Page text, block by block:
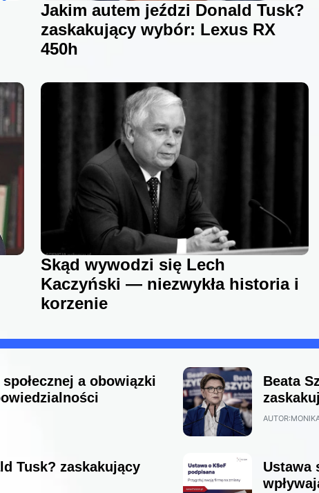
Jakim autem jeździ Donald Tusk?
zaskakujący wybór: Lexus RX
450h
Skąd wywodzi się Lech
Kaczyński — niezwykła historia i
korzenie
a obowiązki
Beata
AUTOR:
Tusk? zaskakujący
Ustawa